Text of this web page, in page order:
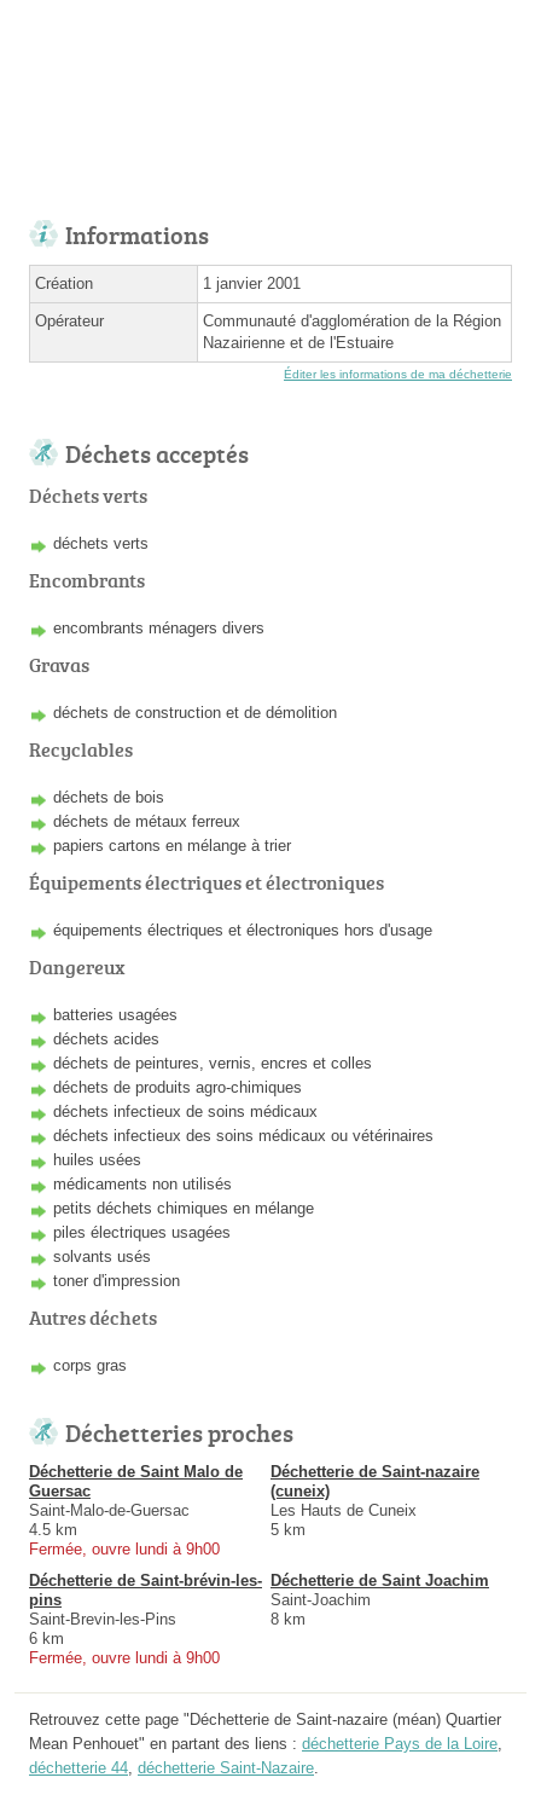
Informations
Création 1 janvier 2001
Opérateur
Communauté d'agglomération de la Région
Nazairienne et de l'Estuaire
Éditer les informations de ma déchetterie
Déchets acceptés
Déchets verts
déchets verts
Encombrants
encombrants ménagers divers
Gravas
déchets de construction et de démolition
Recyclables
déchets de bois
déchets de métaux ferreux
papiers cartons en mélange à trier
Équipements électriques et électroniques
équipements électriques et électroniques hors d'usage
Dangereux
batteries usagées
déchets acides
déchets de peintures, vernis, encres et colles
déchets de produits agro-chimiques
déchets infectieux de soins médicaux
déchets infectieux des soins médicaux ou vétérinaires
huiles usées
médicaments non utilisés
petits déchets chimiques en mélange
piles électriques usagées
solvants usés
toner d'impression
Autres déchets
corps gras
Déchetteries proches
Déchetterie de Saint Malo de
Guersac
Saint-Malo-de-Guersac
4.5 km
Fermée, ouvre lundi à 9h00
Déchetterie de Saint-nazaire
(cuneix)
Les Hauts de Cuneix
5 km
Déchetterie de Saint-brévin-les-
pins
Saint-Brevin-les-Pins
6 km
Fermée, ouvre lundi à 9h00
Déchetterie de Saint Joachim
Saint-Joachim
8 km
Retrouvez cette page "Déchetterie de Saint-nazaire (méan) Quartier
Mean Penhouet" en partant des liens : déchetterie Pays de la Loire,
déchetterie 44, déchetterie Saint-Nazaire.